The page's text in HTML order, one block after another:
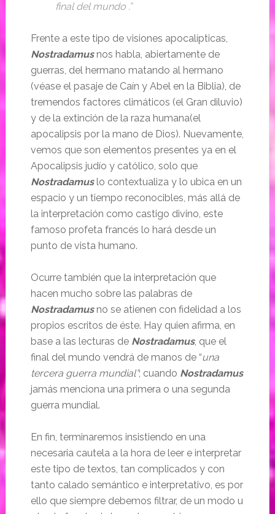
final del mundo .”
Frente a este tipo de visiones apocalípticas,
Nostradamus nos habla, abiertamente de
guerras, del hermano matando al hermano
(véase el pasaje de Caín y Abel en la Biblia), de
tremendos factores climáticos (el Gran diluvio)
y de la extinción de la raza humana(el
apocalipsis por la mano de Dios). Nuevamente,
vemos que son elementos presentes ya en el
Apocalipsis judío y católico, solo que
Nostradamus lo contextualiza y lo ubica en un
espacio y un tiempo reconocibles, más allá de
la interpretación como castigo divino, este
famoso profeta francés lo hará desde un
punto de vista humano.
Ocurre también que la interpretación que
hacen mucho sobre las palabras de
Nostradamusno se atienen con fidelidad a los
propios escritos de éste. Hay quien afirma, en
base a las lecturas de Nostradamus, que el
final del mundo vendrá de manos de “una
tercera guerra mundial”; cuando Nostradamus
jamás menciona una primera o una segunda
guerra mundial.
En fin, terminaremos insistiendo en una
necesaria cautela a la hora de leer e interpretar
este tipo de textos, tan complicados y con
tanto calado semántico e interpretativo, es por
ello que siempre debemos filtrar, de un modo u